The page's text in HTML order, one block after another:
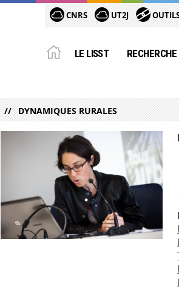
CNRS UT2J
LE LISST RECHERCHE
DYNAMIQUES RURALES